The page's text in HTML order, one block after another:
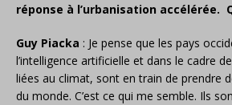
réponse à l’urbanisation accélérée.
Guy Piacka : Je pense que les pays
l’intelligence artificielle et dans le cadre
liées au climat, sont en train de prendre
du monde. C’est ce qui me semble. Ils